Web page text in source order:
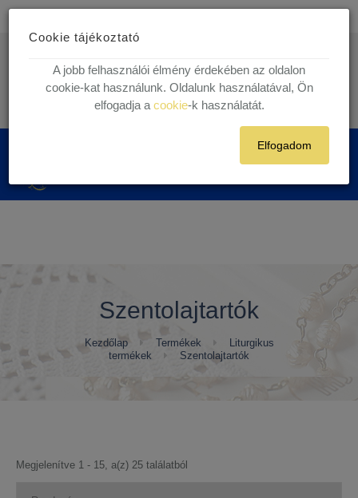
1 munkanapos házhoz szállítás!
+36 (70) 631 29 82 | +36 ( 1 ) 201 29 82
Belépés Regisztráció
0
Szentolajtartók
Kezdőlap Termékek
Liturgikus
termékek
Szentolajtartók
Megjelenítve 1 - 15, a(z) 25 találatból
Cookie tájékoztató
A jobb felhasználói élmény érdekében az oldalon
cookie-kat használunk. Oldalunk használatával, Ön
elfogadja a cookie-k használatát.
Elfogadom